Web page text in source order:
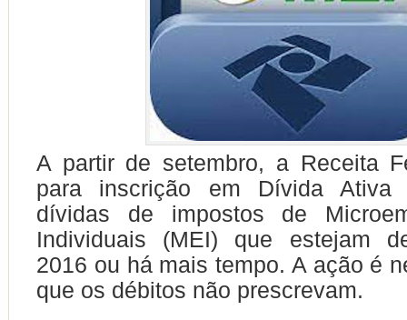
A partir de setembro, a Receita
para inscrição em Dívida
dívidas de impostos de
Individuais (MEI) que estejam
2016 ou há mais tempo. A ação é
que os débitos não prescrevam.